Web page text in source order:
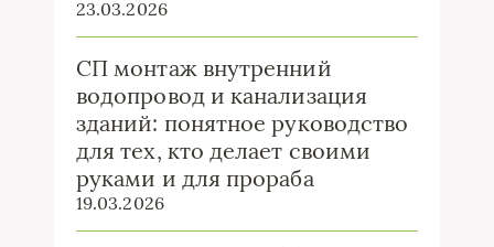
23.03.2026
СП монтаж внутренний
водопровод и канализация
зданий: понятное руководство
для тех, кто делает своими
руками и для прораба
19.03.2026